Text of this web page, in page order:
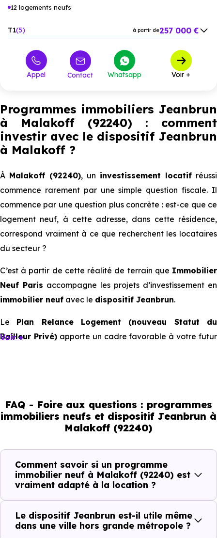
12 logements neufs
T1 5 à partir de257 000 €
à partir de 575 000 €
à partir de 545 500 €
Appel Contact Whatsapp Voir +
Programmes immobiliers Jeanbrun
à Malakoff (92240) : comment
investir avec le dispositif Jeanbrun
à Malakoff ?
À Malakoff (92240), un investissement locatif réussi
commence rarement par une simple question fiscale. Il
commence par une question plus concrète : est-ce que ce
logement neuf, à cette adresse, dans cette résidence,
correspond vraiment à ce que recherchent les locataires
du secteur ?
C’est à partir de cette réalité de terrain que Immobilier
Neuf Paris accompagne les projets d’investissement en
immobilier neuf avec le dispositif Jeanbrun.
Le Plan Relance Logement (nouveau Statut du
Bailleur Privé)apporte un cadre favorable à votre futur
comportent pas de la même manière, tous les logements
ne répondent pas à la même demande, et toutes les
résidences n’offrent pas le même potentiel locatif.
Avant la fiscalité, une question
simple : quelle est la pertinence de
votre projet d’investissement
locatif avec le dispositif Jeanbrun
à Malakoff (92240) ?
Voir +
FAQ - Foire aux questions : programmes
immobiliers neufs et dispositif Jeanbrun à
Malakoff (92240)
Comment savoir si un programme
immobilier neuf à Malakoff (92240) est
vraiment adapté à la location ?
Le dispositif Jeanbrun est-il utile même
dans une ville hors grande métropole ?